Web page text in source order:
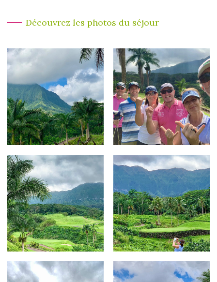
Découvrez les photos du séjour